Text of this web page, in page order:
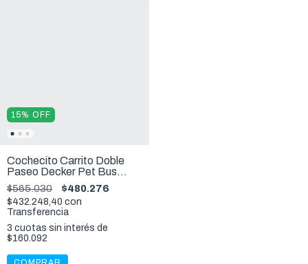
15% OFF
Cochecito Carrito Doble
Paseo Decker Pet Bus
Perros Y Gatos De Ibiyaya
21Kg
$565.030 $480.276
$432.248,40 con
Transferencia
3 cuotas sin interés de
$160.092